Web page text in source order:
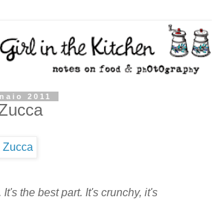
2011
It's the best part. It's crunchy, it's